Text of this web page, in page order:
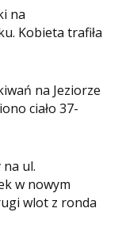
na
Kobieta trafiła
na Jeziorze
ciało 37-
ul.
w nowym
wlot z ronda